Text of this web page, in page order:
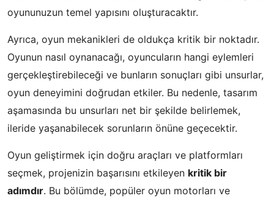
oyununuzun temel yapısını oluşturacaktır.
Ayrıca, oyun mekanikleri de oldukça kritik bir noktadır.
Oyunun nasıl oynanacağı, oyuncuların hangi eylemleri
gerçekleştirebileceği ve bunların sonuçları gibi unsurlar,
oyun deneyimini doğrudan etkiler. Bu nedenle, tasarım
aşamasında bu unsurları net bir şekilde belirlemek,
ileride yaşanabilecek sorunların önüne geçecektir.
Oyun geliştirmek için doğru araçları ve platformları
seçmek, projenizin başarısını etkileyen kritik bir
adımdır. Bu bölümde, popüler oyun motorları ve